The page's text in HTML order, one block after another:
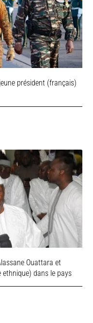
jeune président (français)
Ouattara et
dans le pays